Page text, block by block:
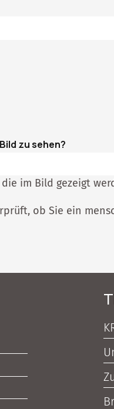
zu sehen?
im Bild gezeigt
ob Sie ein